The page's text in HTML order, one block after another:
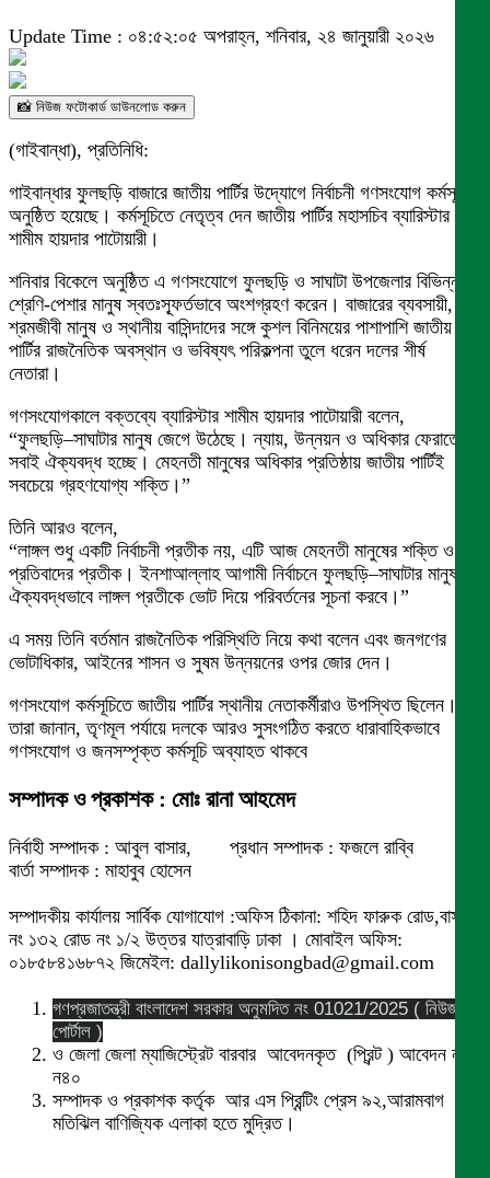
Update Time : ০৪:৫২:০৫ অপরাহ্ন, শনিবার, ২৪ জানুয়ারী ২০২৬
📸 নিউজ ফটোকার্ড ডাউনলোড করুন
(গাইবান্ধা), প্রতিনিধি:
গাইবান্ধার ফুলছড়ি বাজারে জাতীয় পার্টির উদ্যোগে নির্বাচনী গণসংযোগ কর্মসূচি
অনুষ্ঠিত হয়েছে। কর্মসূচিতে নেতৃত্ব দেন জাতীয় পার্টির মহাসচিব ব্যারিস্টার
শামীম হায়দার পাটোয়ারী।
শনিবার বিকেলে অনুষ্ঠিত এ গণসংযোগে ফুলছড়ি ও সাঘাটা উপজেলার বিভিন্ন
শ্রেণি-পেশার মানুষ স্বতঃস্ফূর্তভাবে অংশগ্রহণ করেন। বাজারের ব্যবসায়ী,
শ্রমজীবী মানুষ ও স্থানীয় বাসিন্দাদের সঙ্গে কুশল বিনিময়ের পাশাপাশি জাতীয়
পার্টির রাজনৈতিক অবস্থান ও ভবিষ্যৎ পরিকল্পনা তুলে ধরেন দলের শীর্ষ
নেতারা।
গণসংযোগকালে বক্তব্যে ব্যারিস্টার শামীম হায়দার পাটোয়ারী বলেন,
“ফুলছড়ি–সাঘাটার মানুষ জেগে উঠেছে। ন্যায়, উন্নয়ন ও অধিকার ফেরাতে
সবাই ঐক্যবদ্ধ হচ্ছে। মেহনতী মানুষের অধিকার প্রতিষ্ঠায় জাতীয় পার্টিই
সবচেয়ে গ্রহণযোগ্য শক্তি।”
তিনি আরও বলেন,
“লাঙ্গল শুধু একটি নির্বাচনী প্রতীক নয়, এটি আজ মেহনতী মানুষের শক্তি ও
প্রতিবাদের প্রতীক। ইনশাআল্লাহ আগামী নির্বাচনে ফুলছড়ি–সাঘাটার মানুষ
ঐক্যবদ্ধভাবে লাঙ্গল প্রতীকে ভোট দিয়ে পরিবর্তনের সূচনা করবে।”
এ সময় তিনি বর্তমান রাজনৈতিক পরিস্থিতি নিয়ে কথা বলেন এবং জনগণের
ভোটাধিকার, আইনের শাসন ও সুষম উন্নয়নের ওপর জোর দেন।
গণসংযোগ কর্মসূচিতে জাতীয় পার্টির স্থানীয় নেতাকর্মীরাও উপস্থিত ছিলেন।
তারা জানান, তৃণমূল পর্যায়ে দলকে আরও সুসংগঠিত করতে ধারাবাহিকভাবে
গণসংযোগ ও জনসম্পৃক্ত কর্মসূচি অব্যাহত থাকবে
সম্পাদক ও প্রকাশক : মোঃ রানা আহমেদ
নির্বাহী সম্পাদক : আবুল বাসার, প্রধান সম্পাদক : ফজলে রাব্বি
বার্তা সম্পাদক : মাহাবুব হোসেন
সম্পাদকীয় কার্যালয় সার্বিক যোগাযোগ :অফিস ঠিকানা: শহিদ ফারুক রোড,বাসা
নং ১৩২ রোড নং ১/২ উত্তর যাত্রাবাড়ি ঢাকা । মোবাইল অফিস:
০১৮৫৮৪১৬৮৭২ জিমেইল: dallylikonisongbad@gmail.com
গণপ্রজাতন্ত্রী বাংলাদেশ সরকার অনুমদিত নং 01021/2025 ( নিউজ
পোর্টাল )
ও জেলা জেলা ম্যাজিস্ট্রেট বারবার আবেদনকৃত (প্রিন্ট ) আবেদন নং
ন৪০
সম্পাদক ও প্রকাশক কর্তৃক আর এস প্রিন্টিং প্রেস ৯২,আরামবাগ
মতিঝিল বাণিজ্যিক এলাকা হতে মুদ্রিত।